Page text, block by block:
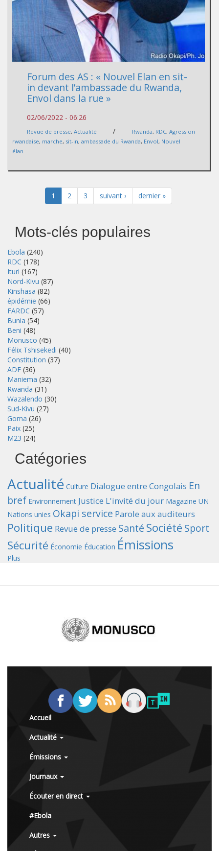
Forum des AS : « Nouvel Elan en sit-
in devant l’ambassade du Rwanda,
Envol dans la rue »
02/06/2022 - 06:26
Revue de presse, Actualité / Rwanda, RDC, Agression
rwandaise, marche, sit-in, ambassade du Rwanda, Envol, Nouvel
élan
1 2 3 suivant › dernier »
Mots-clés populaires
Ebola (240)
RDC (178)
Ituri (167)
Nord-Kivu (87)
Kinshasa (82)
épidémie (66)
FARDC (57)
Bunia (54)
Beni (48)
Monusco (45)
Félix Tshisekedi (40)
Constitution (37)
ADF (36)
Maniema (32)
Rwanda (31)
Wazalendo (30)
Sud-Kivu (27)
Goma (26)
Paix (25)
M23 (24)
Catégories
Actualité Culture Dialogue entre Congolais En
bref Environnement Justice L'invité du jour Magazine UN
Nations unies Okapi service Parole aux auditeurs
Politique Revue de presse Santé Société Sport
Sécurité Économie Éducation Émissions
Plus
Accueil
Actualité
Émissions
Journaux
Écouter en direct
#Ebola
Autres